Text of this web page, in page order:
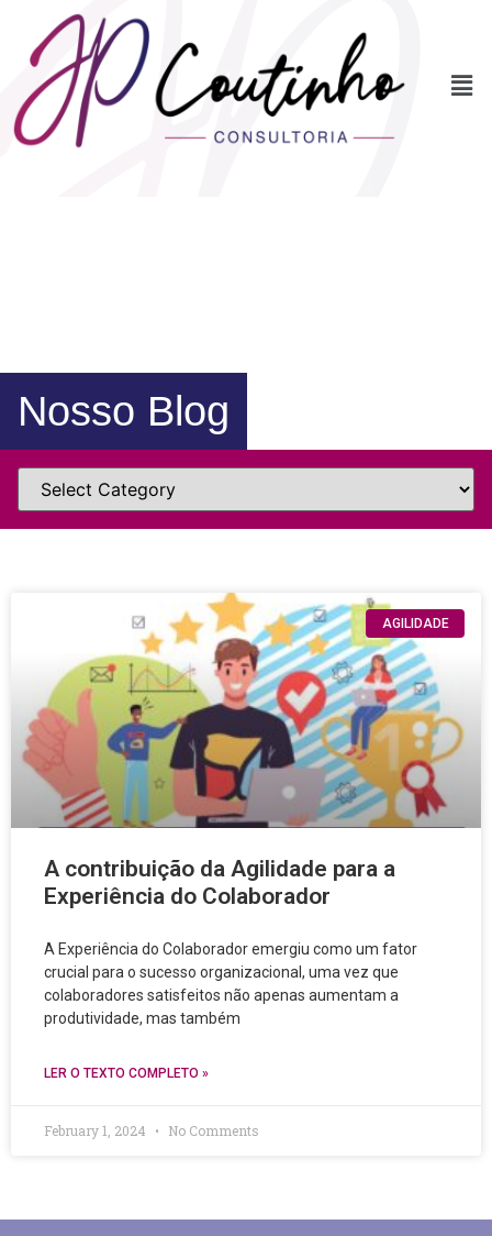
Nosso Blog
AGILIDADE
A contribuição da Agilidade para a
Experiência do Colaborador
A Experiência do Colaborador emergiu como um fator
crucial para o sucesso organizacional, uma vez que
colaboradores satisfeitos não apenas aumentam a
produtividade, mas também
LER O TEXTO COMPLETO »
February 1, 2024 No Comments